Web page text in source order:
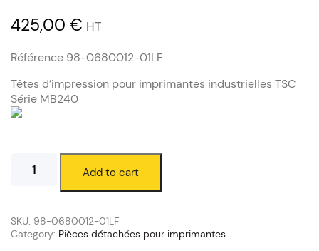
425,00 € HT
Référence 98-0680012-01LF
Têtes d’impression pour imprimantes industrielles TSC
Série MB240
d'impression
MB240
quantity
Add to cart
SKU: 98-0680012-01LF
Category: Pièces détachées pour imprimantes